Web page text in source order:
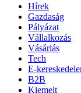
Hírek
Gazdaság
Pályázat
Vállalkozás
Vásárlás
Tech
E-
B2B
Kiemelt